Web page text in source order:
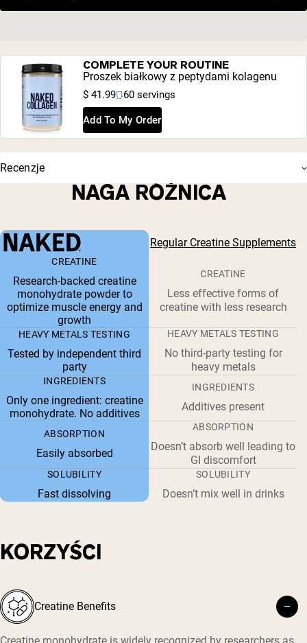
COMPLETE YOUR ROUTINE
Proszek białkowy z peptydami kolagenu
$ 41.99 60 servings
Add To My Order
Recenzje
NAGA RÓŻNICA
Regular Creatine Supplements
CREATINE
Research-backed creatine
monohydrate powder to
optimize muscle energy and
growth
CREATINE
Less effective forms of
creatine with less research
HEAVY METALS TESTING
Tested by independent third
party
HEAVY METALS TESTING
No third-party testing for
heavy metals
INGREDIENTS
Only one ingredient: creatine
monohydrate. No additives
INGREDIENTS
Additives present
ABSORPTION
Easily absorbed
ABSORPTION
Doesn’t absorb well leading to
GI discomfort
SOLUBILITY
Fast dissolving
SOLUBILITY
Doesn’t mix well in drinks
KORZYŚCI
Creatine Benefits